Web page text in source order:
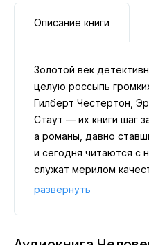
Описание книги
Золотой век
целую россыпь
Гилберт Честертон,
Стаут — их книги шаг
а романы, давно
и сегодня читаются с
служат мерилом
авторов. Среди этих
непревзойденный
развернуть